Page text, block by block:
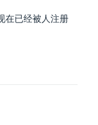
在已经被人注册